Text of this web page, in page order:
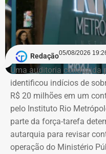
97.555,75.
As declarações de bens
candidatos à Justiça
valores históricos de
necessariamente seus
O crescimento
existência de
Redação05/08/2026
Uma auditoria conduzida
identificou indícios de
R$ 20 milhões em um
pelo Instituto Rio
parte da força-tarefa
autarquia para revisar
operação do Ministério